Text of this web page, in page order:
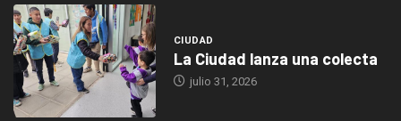
CIUDAD
La Ciudad lanza una colecta
julio 31, 2026